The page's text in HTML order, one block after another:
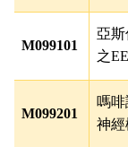
M099101
亞
之
M099201
嗎
神